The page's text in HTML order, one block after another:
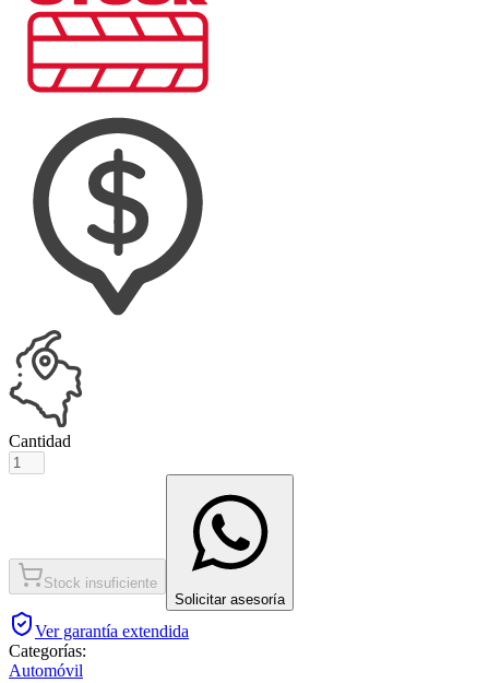
Cantidad
Stock insuficiente
Solicitar asesoría
Ver garantía extendida
Categorías:
Automóvil